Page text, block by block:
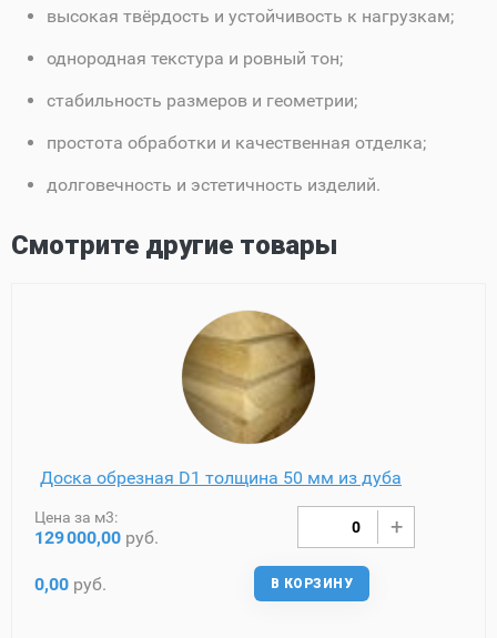
высокая твёрдость и устойчивость к нагрузкам;
однородная текстура и ровный тон;
стабильность размеров и геометрии;
простота обработки и качественная отделка;
долговечность и эстетичность изделий.
Смотрите другие товары
Доска обрезная D1 толщина 50 мм из дуба
Цена за м3:
129000,00 руб.
0,00 руб. В КОРЗИНУ